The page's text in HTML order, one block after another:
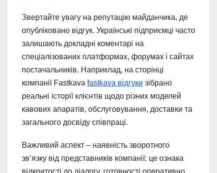
Звертайте увагу на репутацію майданчика, де
опубліковано відгук. Українські підприємці часто
залишають докладні коментарі на
спеціалізованих платформах, форумах і сайтах
постачальників. Наприклад, на сторінці
компанії Fastkava fastkava відгуки зібрано
реальні історії клієнтів щодо різних моделей
кавових апаратів, обслуговування, доставки та
загального досвіду співпраці.
Важливий аспект – наявність зворотного
зв’язку від представників компанії: це ознака